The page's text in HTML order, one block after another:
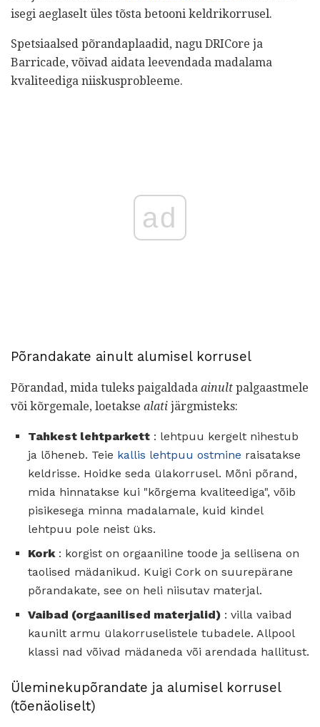
isegi aeglaselt üles tõsta betooni keldrikorrusel.
Spetsiaalsed põrandaplaadid, nagu DRICore ja
Barricade, võivad aidata leevendada madalama
kvaliteediga niiskusprobleeme.
ad
Põrandakate ainult alumisel korrusel
Põrandad, mida tuleks paigaldada ainult palgaastmele
või kõrgemale, loetakse alati järgmisteks:
Tahkest lehtparkett : lehtpuu kergelt nihestub
ja lõheneb. Teie kallis lehtpuu ostmine raisatakse
keldrisse. Hoidke seda ülakorrusel. Mõni põrand,
mida hinnatakse kui "kõrgema kvaliteediga", võib
pisikesega minna madalamale, kuid kindel
lehtpuu pole neist üks.
Kork: korgist on orgaaniline toode ja sellisena on
taolised mädanikud. Kuigi Cork on suurepärane
põrandakate, see on heli niisutav materjal.
Vaibad (orgaanilised materjalid) : villa vaibad
kaunilt armu ülakorruselistele tubadele. Allpool
klassi nad võivad mädaneda või arendada hallitust.
Üleminekupõrandate ja alumisel korrusel
(tõenäoliselt)